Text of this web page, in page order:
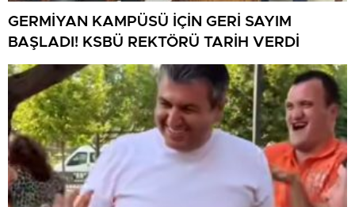
GERMİYAN KAMPÜSÜ İÇİN GERİ SAYIM
BAŞLADI! KSBÜ REKTÖRÜ TARİH VERDİ